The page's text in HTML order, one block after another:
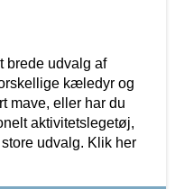
brede udvalg af
kæledyr og
mave, eller har du
aktivitetslegetøj,
udvalg. Klik her